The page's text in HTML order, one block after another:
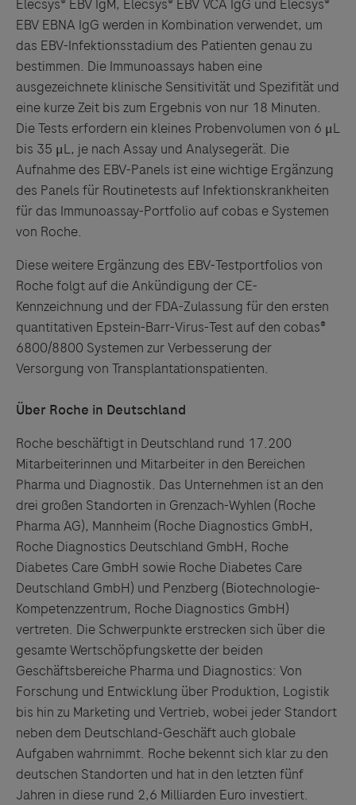
Elecsys® EBV IgM, Elecsys® EBV VCA IgG und Elecsys®
EBV EBNA IgG werden in Kombination verwendet, um
das EBV-Infektionsstadium des Patienten genau zu
bestimmen. Die Immunoassays haben eine
ausgezeichnete klinische Sensitivität und Spezifität und
eine kurze Zeit bis zum Ergebnis von nur 18 Minuten.
Die Tests erfordern ein kleines Probenvolumen von 6 μL
bis 35 μL, je nach Assay und Analysegerät. Die
Aufnahme des EBV-Panels ist eine wichtige Ergänzung
des Panels für Routinetests auf Infektionskrankheiten
für das Immunoassay-Portfolio auf cobas e Systemen
von Roche.
Diese weitere Ergänzung des EBV-Testportfolios von
Roche folgt auf die Ankündigung der CE-
Kennzeichnung und der FDA-Zulassung für den ersten
quantitativen Epstein-Barr-Virus-Test auf den cobas®
6800/8800 Systemen zur Verbesserung der
Versorgung von Transplantationspatienten.
Über Roche in Deutschland
Roche beschäftigt in Deutschland rund 17.200
Mitarbeiterinnen und Mitarbeiter in den Bereichen
Pharma und Diagnostik. Das Unternehmen ist an den
drei großen Standorten in Grenzach-Wyhlen (Roche
Pharma AG), Mannheim (Roche Diagnostics GmbH,
Roche Diagnostics Deutschland GmbH, Roche
Diabetes Care GmbH sowie Roche Diabetes Care
Deutschland GmbH) und Penzberg (Biotechnologie-
Kompetenzzentrum, Roche Diagnostics GmbH)
vertreten. Die Schwerpunkte erstrecken sich über die
gesamte Wertschöpfungskette der beiden
Geschäftsbereiche Pharma und Diagnostics: Von
Forschung und Entwicklung über Produktion, Logistik
bis hin zu Marketing und Vertrieb, wobei jeder Standort
neben dem Deutschland-Geschäft auch globale
Aufgaben wahrnimmt. Roche bekennt sich klar zu den
deutschen Standorten und hat in den letzten fünf
Jahren in diese rund 2,6 Milliarden Euro investiert.
Links zu Websites Dritter werden im Sinne des
Servicegedankens angeboten. Der Herausgeber äußert
keine Meinung über den Inhalt von Websites Dritter und
lehnt ausdrücklich jegliche Verantwortung für
Drittinformationen und deren Verwendung ab.